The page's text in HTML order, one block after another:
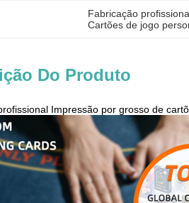
Fabricação
Cartões de jogo
Do Produto
Impressão por grosso de